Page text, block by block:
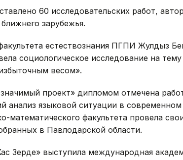
60 исследовательских работ,
зарубежья.
естествознания ПГПИ Жулдыз
социологическое исследование на тему
весом».
проект» дипломом отмечена
анализ языковой ситуации в современном
математического факультета провела
в Павлодарской области.
Зерде» выступила международная